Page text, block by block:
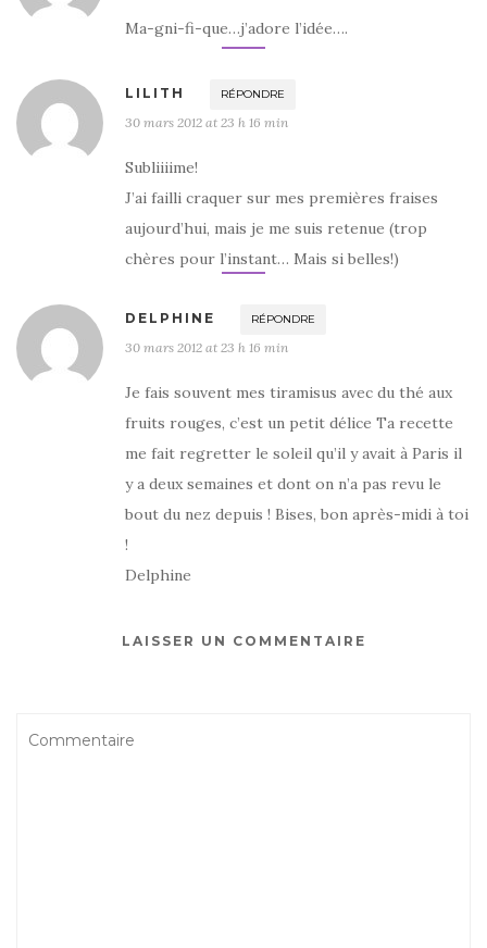
Ma-gni-fi-que…j’adore l’idée….
LILITH RÉPONDRE
30 mars 2012 at 23 h 16 min
Subliiiime!
J’ai failli craquer sur mes premières fraises
aujourd’hui, mais je me suis retenue (trop
chères pour l’instant… Mais si belles!)
DELPHINE RÉPONDRE
30 mars 2012 at 23 h 16 min
Je fais souvent mes tiramisus avec du thé aux
fruits rouges, c’est un petit délice Ta recette
me fait regretter le soleil qu’il y avait à Paris il
y a deux semaines et dont on n’a pas revu le
bout du nez depuis ! Bises, bon après-midi à toi
!
Delphine
LAISSER UN COMMENTAIRE